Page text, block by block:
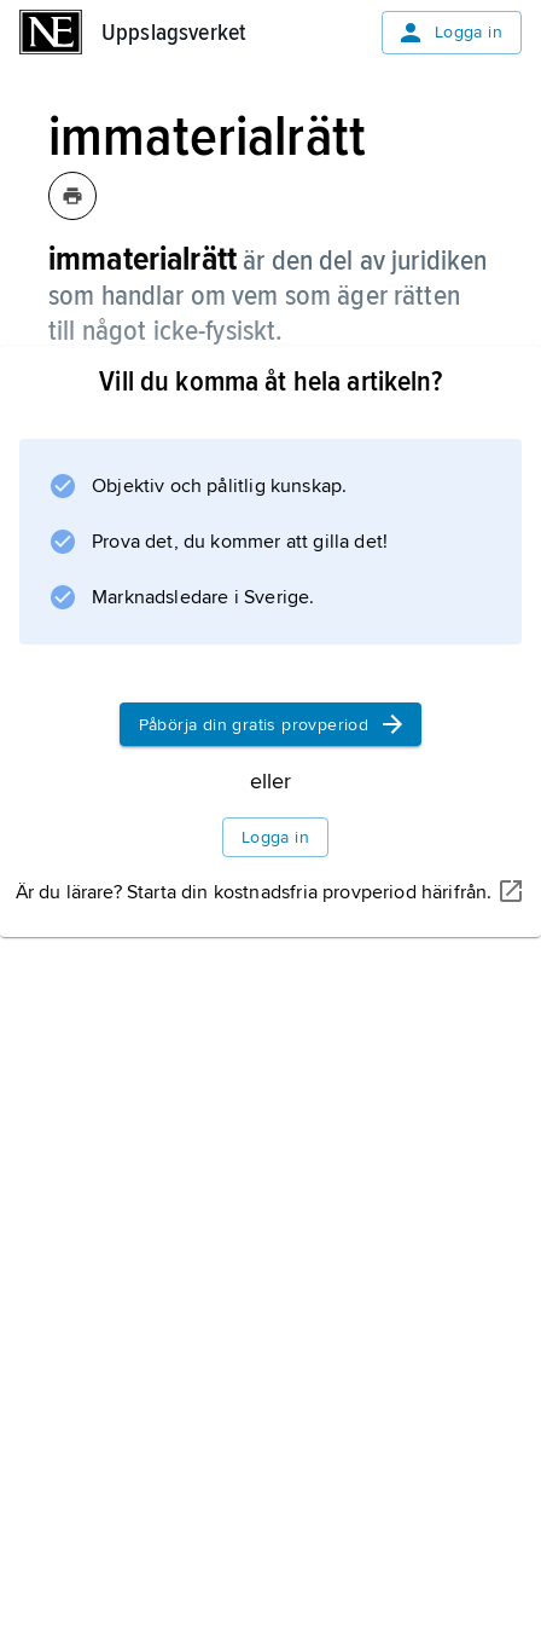
Uppslagsverket Logga in
immaterialrätt
immaterialrätt är den del av juridiken
som handlar om vem som äger rätten
till något icke-fysiskt.
Det kan till exempel vara en uppfinning, ett
ett enskilt, fysiskt föremål.
Information om artikeln
Vill du komma åt hela artikeln?
Objektiv och pålitlig kunskap.
Prova det, du kommer att gilla det!
Marknadsledare i Sverige.
Påbörja din gratis provperiod
eller
Logga in
Är du lärare? Starta din kostnadsfria provperiod härifrån.